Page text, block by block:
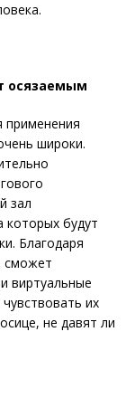
осязаемым
применения
широки.
зал
которых будут
Благодаря
сможет
виртуальные
их
не давят ли